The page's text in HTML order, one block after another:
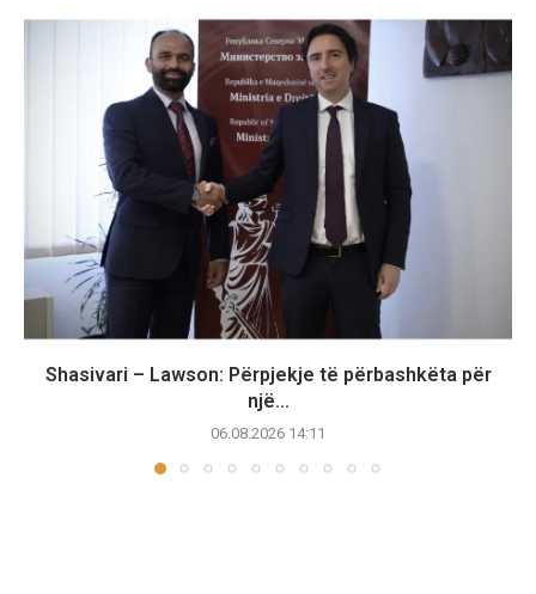
Shasivari – Lawson: Përpjekje të përbashkëta për
një...
06.08.2026 14:11